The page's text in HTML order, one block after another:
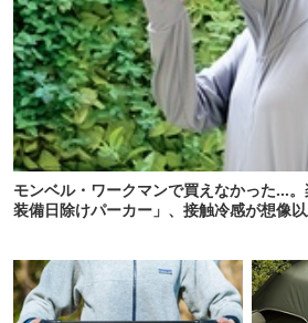
モンベル・ワークマンで買えなかった…
装備日除けパーカー」、接触冷感が想像